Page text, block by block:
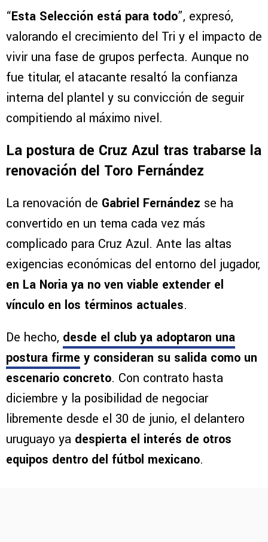
“Esta Selección está para todo”, expresó,
valorando el crecimiento del Tri y el impacto de
vivir una fase de grupos perfecta. Aunque no
fue titular, el atacante resaltó la confianza
interna del plantel y su convicción de seguir
compitiendo al máximo nivel.
La postura de Cruz Azul tras trabarse la
renovación del Toro Fernández
La renovación de Gabriel Fernández se ha
convertido en un tema cada vez más
complicado para Cruz Azul. Ante las altas
exigencias económicas del entorno del jugador,
en La Noria ya no ven viable extender el
vínculo en los términos actuales.
De hecho, desde el club ya adoptaron una
postura firme y consideran su salida como un
escenario concreto. Con contrato hasta
diciembre y la posibilidad de negociar
libremente desde el 30 de junio, el delantero
uruguayo ya despierta el interés de otros
equipos dentro del fútbol mexicano.